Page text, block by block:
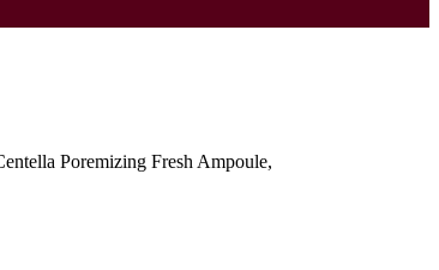
Poremizing Fresh Ampoule,